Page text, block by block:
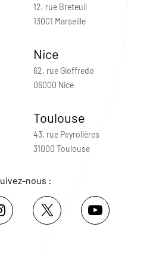
12, rue Breteuil
13001 Marseille
Nice
62, rue Gioffredo
06000 Nice
Toulouse
43, rue Peyrolières
31000 Toulouse
nous :